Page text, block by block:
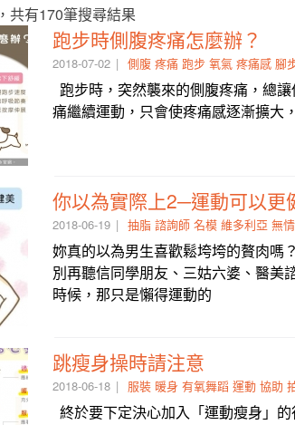
，共有170筆搜尋結果
跑步時側腹疼痛怎麼辦？
2018-07-02 側腹 疼痛 跑步 氧氣 疼痛感 腳
跑步時，突然襲來的側腹疼痛，總
痛繼續運動，只會使疼痛感逐漸擴大
你以為實際上2─運動可以更
2018-06-19 抽脂 諮詢師 名模 維多利亞 無情
妳真的以為男生喜歡鬆垮垮的贅肉嗎
別再聽信同學朋友、三姑六婆、醫美
時候，那只是懶得運動的
跳瘦身操時請注意
2018-06-18 服裝 暖身 有氧舞蹈 運動 協助
終於要下定決心加入「運動瘦身」